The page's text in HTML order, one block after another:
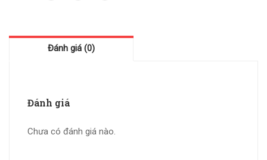
Đánh giá (0)
Đánh giá
Chưa có đánh giá nào.